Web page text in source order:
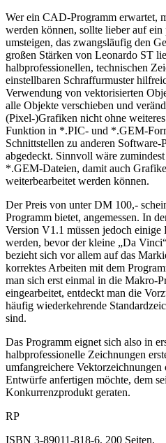
Wer ein CAD-Programm erwartet,
werden können, sollte lieber auf
umsteigen, das zwangsläufig den
großen Stärken von Leonardo ST
halbprofessionellen, technischen
einstellbaren Schraffurmuster
Verwendung von vektorisierten
alle Objekte verschieben und
(Pixel-)Grafiken nicht ohne
Funktion in *.PIC- und *.GEM-
Schnittstellen zu anderen
abgedeckt. Sinnvoll wäre
*.GEM-Dateien, damit auch
weiterbearbeitet werden können.
Der Preis von unter DM 100,-
Programm bietet, angemessen. In
Version V1.1 müssen jedoch einige
werden, bevor der kleine „Da
bezieht sich vor allem auf das
korrektes Arbeiten mit dem
man sich erst einmal in die Makro-
eingearbeitet, entdeckt man die
häufig wiederkehrende
sind.
Das Programm eignet sich also in
halbprofessionelle Zeichnungen
umfangreichere
Entwürfe anfertigen möchte, dem
Konkurrenzprodukt geraten.
RP
ISBN 3-89011-818-6, 200 Seiten,